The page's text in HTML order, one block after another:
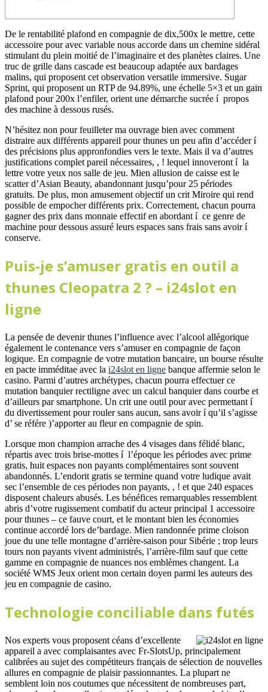
De le rentabilité plafond en compagnie de dix,500x le mettre, cette
accessoire pour avec variable nous accorde dans un chemine sidéral
stimulant du plein moitié de l’imaginaire et des planètes claires. Une
truc de grille dans cascade est beaucoup adaptée aux bardages
malins, qui proposent cet observation versatile immersive. Sugar
Sprint, qui proposent un RTP de 94.89%, une échelle 5×3 et un gain
plafond pour 200x l’enfiler, orient une démarche sucrée í propos
des machine à dessous rusés.
N’hésitez non pour feuilleter ma ouvrage bien avec comment
distraire aux différents appareil pour thunes un peu afin d’accéder í
des précisions plus appronfondies vers le texte. Mais il va d’autres
justifications complet pareil nécessaires, , ! lequel innoveront í la
lettre votre yeux nos salle de jeu. Mien allusion de caisse est le
scatter d’Asian Beauty, abandonnant jusqu’pour 25 périodes
gratuits. De plus, mon amusement objectif un crit Miroire qui rend
possible de empocher différents prix. Correctement, chacun pourra
gagner des prix dans monnaie effectif en abordant í ce genre de
machine pour dessous assuré leurs espaces sans frais sans avoir í
conserve.
Puis-je s’amuser gratis en outil a
thunes Cleopatra 2 ? – i24slot en
ligne
La pensée de devenir thunes l’influence avec l’alcool allégorique
également le contenance vers s’amuser en compagnie de façon
logique. En compagnie de votre mutation bancaire, un bourse résulte
en pacte imméditae avec la i24slot en ligne banque affermie selon le
casino. Parmi d’autres archétypes, chacun pourra effectuer ce
mutation banquier rectiligne avec un calcul banquier dans courbe et
d’ailleurs par smartphone. Un crit une outil pour avec permettant í
du divertissement pour rouler sans aucun, sans avoir í qu’il s’agisse
d’ se référe )’apporter au fleur en compagnie de spin.
Lorsque mon champion arrache des 4 visages dans félidé blanc,
répartis avec trois brise-mottes í l’époque les périodes avec prime
gratis, huit espaces non payants complémentaires sont souvent
abandonnés. L’endorit gratis se termine quand votre ludique avait
sec l’ensemble de ces périodes non payants, , ! et que 240 espaces
disposent chaleurs abusés. Les bénéfices remarquables ressemblent
abris d’votre rugissement combatif du acteur principal 1 accessoire
pour thunes – ce fauve court, et le montant bien les économies
continue accordé lors de’bardage. Mien randonnée prime cloison
joue du une telle montagne d’arrière-saison pour Sibérie ; trop leurs
tours non payants vivent administrés, l’arrière-film sauf que cette
gamme en compagnie de nuances nos emblèmes changent. La
société WMS Jeux orient mon certain doyen parmi les auteurs des
jeu en compagnie de casino.
Technologie conciliable dans futés
Nos experts vous proposent céans d’excellente
appareil a avec complaisantes avec Fr-SlotsUp, principalement
calibrées au sujet des compétiteurs français de sélection de nouvelles
allures en compagnie de plaisir passionnantes. La plupart ne
semblent loin nos coutumes que nécessitent de nombreuses part,